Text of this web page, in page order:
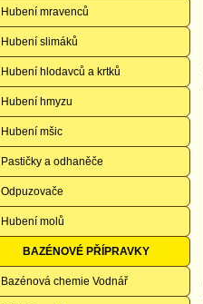
Hubení mravenců
Hubení slimáků
Hubení hlodavců a krtků
Hubení hmyzu
Hubení mšic
Pastičky a odhaněče
Odpuzovače
Hubení molů
BAZÉNOVÉ PŘÍPRAVKY
Bazénová chemie Vodnář